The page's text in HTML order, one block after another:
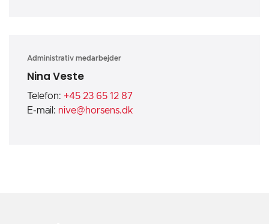
Administrativ medarbejder
Nina Veste
Telefon: +45 23 65 12 87
E-mail: nive@horsens.dk